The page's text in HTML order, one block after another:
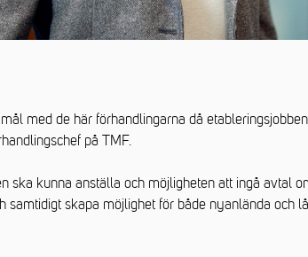
med de här förhandlingarna då
på TMF.
ska kunna anställa och möjligheten att ingå avtal
samtidigt skapa möjlighet för både nyanlända och